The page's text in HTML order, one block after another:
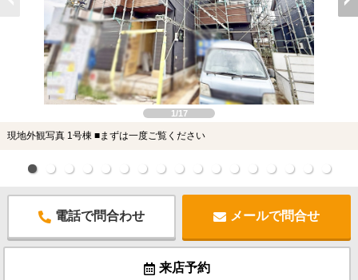
1/17
現地外観写真 1号棟 ■まずは一度ご覧ください
電話で問合わせ メールで問合せ
来店予約